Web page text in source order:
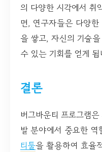
의 다양한 시각에서 취
면, 연구자들은 다양한
을 쌓고, 자신의 기술
수 있는 기회를 얻게 됩
결론
버그바운티 프로그램
발 분야에서 중요한
티툴을 활용하여 효율